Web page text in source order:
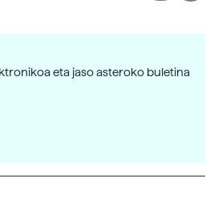
eta jaso asteroko buletina